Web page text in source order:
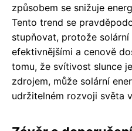
způsobem se snižuje
Tento trend se
stupňovat, protože
efektivnějšími a cenově
tomu, že svítivost slunce
zdrojem, může solární
udržitelném rozvoji světa